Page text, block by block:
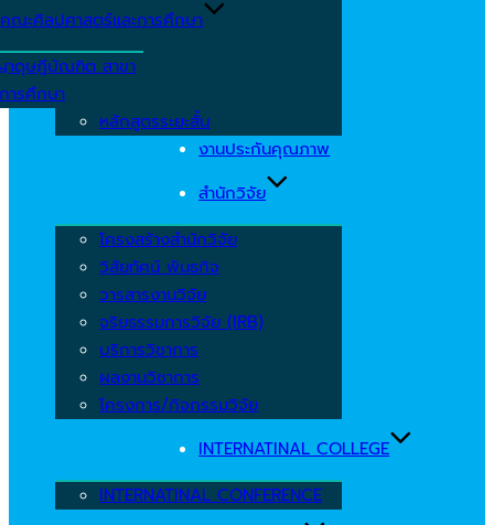
คณะศิลปศาสตร์และการศึกษา
ดุษฎีบัณฑิต สาขา
ารศึกษา
หลักสูตรระยะสั้น
งานประกันคุณภาพ
สำนักวิจัย
โครงสร้างสำนักวิจัย
วิสัยทัศน์ พันธกิจ
วารสารงานวิจัย
จริยธรรมการวิจัย (IRB)
บริการวิชาการ
ผลงานวิชาการ
โครงการ/กิจกรรมวิจัย
INTERNATINAL COLLEGE
INTERNATINAL CONFERENCE